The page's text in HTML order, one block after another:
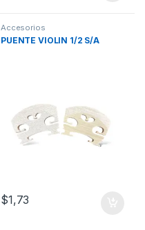
Accesorios
PUENTE VIOLIN 1/2 S/A
$1,73